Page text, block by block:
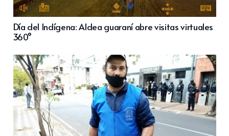
Día del Indígena: Aldea guaraní abre visitas virtuales
360°